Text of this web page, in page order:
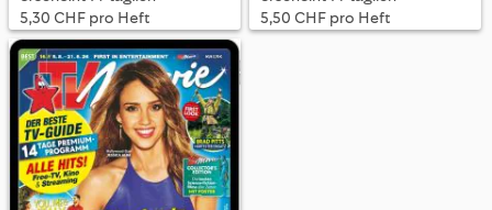
5,30 CHF pro Heft
5,50 CHF pro Heft